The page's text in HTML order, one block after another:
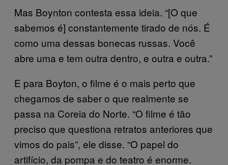
Mas Boynton contesta essa ideia. “[O que
sabemos é] constantemente tirado de nós. É
como uma dessas bonecas russas. Você
abre uma e tem outra dentro, e outra e outra.”
E para Boyton, o filme é o mais perto que
chegamos de saber o que realmente se
passa na Coreia do Norte. “O filme é tão
preciso que questiona retratos anteriores que
vimos do pais”, ele disse. “O papel do
artifício, da pompa e do teatro é enorme.